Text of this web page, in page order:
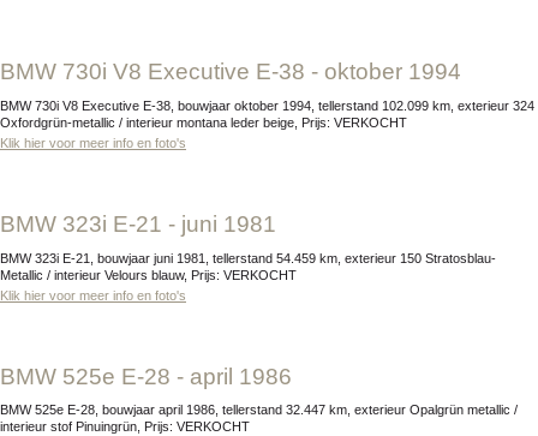
BMW 730i V8 Executive E-38 - oktober 1994
BMW 730i V8 Executive E-38, bouwjaar oktober 1994, tellerstand 102.099 km, exterieur 324
Oxfordgrün-metallic / interieur montana leder beige, Prijs: VERKOCHT
Klik hier voor meer info en foto's
BMW 323i E-21 - juni 1981
BMW 323i E-21, bouwjaar juni 1981, tellerstand 54.459 km, exterieur 150 Stratosblau-
Metallic / interieur Velours blauw, Prijs: VERKOCHT
Klik hier voor meer info en foto's
BMW 525e E-28 - april 1986
BMW 525e E-28, bouwjaar april 1986, tellerstand 32.447 km, exterieur Opalgrün metallic /
interieur stof Pinuingrün, Prijs: VERKOCHT